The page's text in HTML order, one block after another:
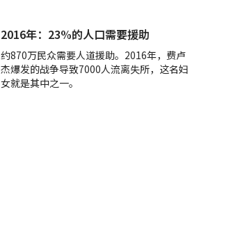
2016年：23%的人口需要援助
约870万民众需要人道援助。2016年，费卢
杰爆发的战争导致7000人流离失所，这名妇
女就是其中之一。